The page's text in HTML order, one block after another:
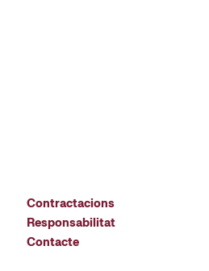
Contractacions
Responsabilitat
Contacte